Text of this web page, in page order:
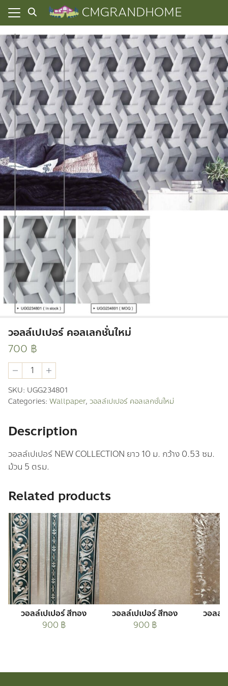
Skip
content
CMGRANDHOME
ความเป็นส่วนตัว
งหมด
ที่ผ่านมา
รา
วอลล์เปเปอร์ คอลเลกชั่นใหม่
700 ฿
วอ
ลล์
เปเปอร์
คอล
เลก
ใหม่
quantity
SKU: UGG234801
Categories: Wallpaper, วอลล์เปเปอร์ คอลเลกชั่นใหม่
Description
วอลล์เปเปอร์ NEW COLLECTION ยาว 10 ม. กว้าง 0.53 ซม.
ม้วน 5 ตรม.
Related products
วอลล์เปเปอร์ สีทอง
900 ฿
วอลล์เปเปอร์ สีทอง
900 ฿
วอลล์